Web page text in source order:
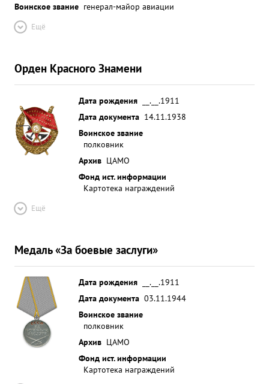
Воинское звание генерал-майор авиации
Ещё
Орден Красного Знамени
Дата рождения
__.__.1911
Дата документа 14.11.1938
Воинское звание
полковник
Архив ЦАМО
Фонд ист. информации
Картотека награждений
Ещё
Медаль «За боевые заслуги»
Дата рождения
__.__.1911
Дата документа 03.11.1944
Воинское звание
полковник
Архив ЦАМО
Фонд ист. информации
Картотека награждений